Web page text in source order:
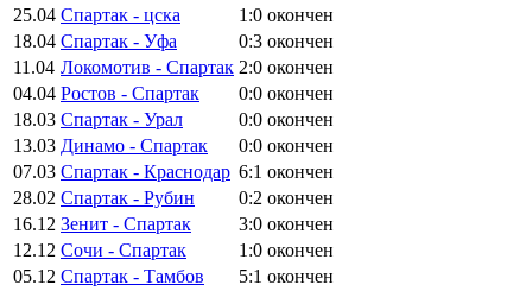
25.04 Спартак - цска 1:0 окончен
18.04 Спартак - Уфа 0:3 окончен
11.04 Локомотив - Спартак 2:0 окончен
04.04 Ростов - Спартак 0:0 окончен
18.03 Спартак - Урал 0:0 окончен
13.03 Динамо - Спартак 0:0 окончен
07.03 Спартак - Краснодар 6:1 окончен
28.02 Спартак - Рубин 0:2 окончен
16.12 Зенит - Спартак 3:0 окончен
12.12 Сочи - Спартак 1:0 окончен
05.12 Спартак - Тамбов 5:1 окончен